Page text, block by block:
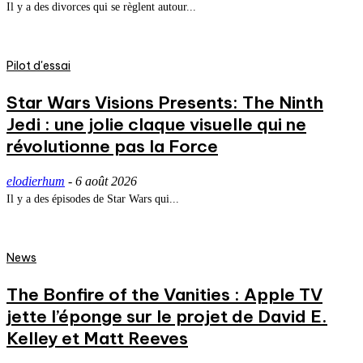
Il y a des divorces qui se règlent autour...
Pilot d'essai
Star Wars Visions Presents: The Ninth
Jedi : une jolie claque visuelle qui ne
révolutionne pas la Force
elodierhum - 6 août 2026
Il y a des épisodes de Star Wars qui...
News
The Bonfire of the Vanities : Apple TV
jette l’éponge sur le projet de David E.
Kelley et Matt Reeves